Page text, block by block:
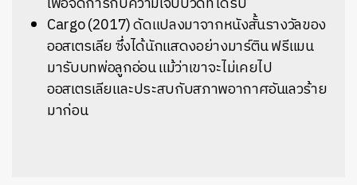
Cargo (2017) ดัดแปลงมาจากหนังสั้นรางวัลของ
ออสเตรเลีย ซึ่งได้นักแสดงอย่างมาร์ติน ฟรีแมน
มารับบทพ่อลูกอ่อน แม้ว่าเขาจะไม่เคยไป
ออสเตรเลียและประสบกับสภาพอากาศอันเลวร้าย
มาก่อน